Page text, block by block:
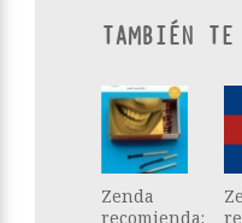
TAMBIÉN
Zenda
recomienda: